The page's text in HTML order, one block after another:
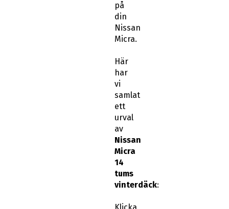
på
din
Nissan
Micra.
Här
har
vi
samlat
ett
urval
av
Nissan
Micra
14
tums
vinterdäck:
Klicka